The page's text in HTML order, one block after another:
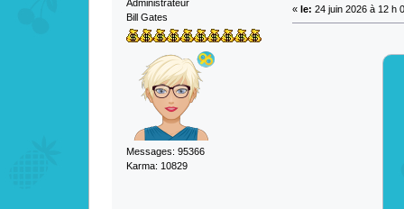
Administrateur
Bill Gates
Messages: 95366
Karma: 10829
« le: 24 juin 2026 à 12 h